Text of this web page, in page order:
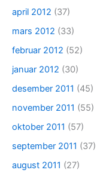
april 2012 (37)
mars 2012 (33)
februar 2012 (52)
januar 2012 (30)
desember 2011 (45)
november 2011 (55)
oktober 2011 (57)
september 2011 (37)
august 2011 (27)